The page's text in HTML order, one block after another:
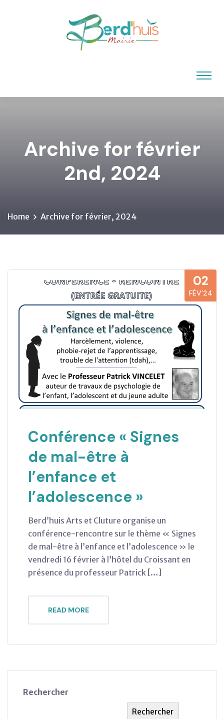
Archive for février
2nd, 2024
Home Archive for février, 2024
02
FÉV’24
Conférence « Signes
de mal-être à
l’enfance et
l’adolescence »
Berd’huis Arts et Cluture organise un
conférence-rencontre sur le thème « Signes
de mal-être à l’enfance et l’adolescence » le
vendredi 16 février à l’hôtel du Croissant en
présence du professeur Patrick […]
READ MORE
Rechercher
Rechercher